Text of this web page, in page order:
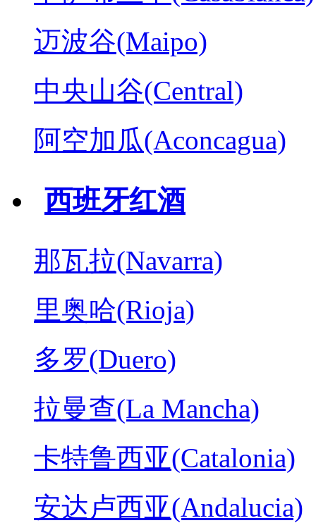
迈波谷(Maipo)
中央山谷(Central)
阿空加瓜(Aconcagua)
西班牙红酒
那瓦拉(Navarra)
里奥哈(Rioja)
多罗(Duero)
拉曼查(La Mancha)
卡特鲁西亚(Catalonia)
安达卢西亚(Andalucia)